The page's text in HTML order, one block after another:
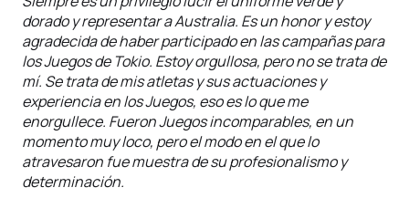
dorado y representar a Australia. Es un honor y estoy
agradecida de haber participado en las campañas para
los Juegos de Tokio. Estoy orgullosa, pero no se trata de
mí. Se trata de mis atletas y sus actuaciones y
experiencia en los Juegos, eso es lo que me
enorgullece. Fueron Juegos incomparables, en un
momento muy loco, pero el modo en el que lo
atravesaron fue muestra de su profesionalismo y
determinación.